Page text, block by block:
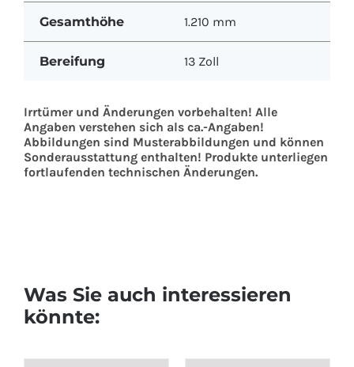
Gesamthöhe 1.210 mm
Bereifung 13 Zoll
Irrtümer und Änderungen vorbehalten! Alle
Angaben verstehen sich als ca.-Angaben!
Abbildungen sind Musterabbildungen und können
Sonderausstattung enthalten! Produkte unterliegen
fortlaufenden technischen Änderungen.
Was Sie auch interessieren
könnte: